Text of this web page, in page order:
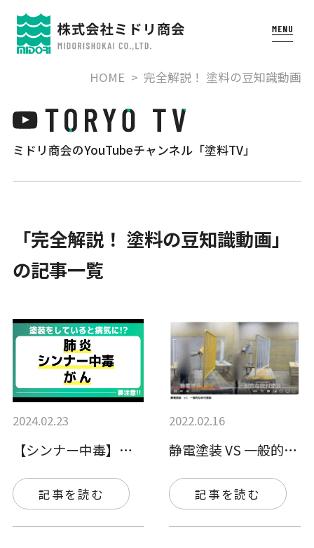
HOME 完全解説！ 塗料の豆知識動画
ミドリ商会のYouTubeチャンネル「塗料TV」
「完全解説！ 塗料の豆知識動画」
の記事一覧
2024.02.23
【シンナー中毒】塗装をしていると病気にな…
記事を読む
2022.02.16
静電塗装 VS 一般的な吹付塗装
記事を読む